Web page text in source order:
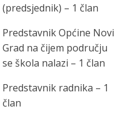
(predsjednik) – 1 član
Predstavnik Općine Novi
Grad na čijem području
se škola nalazi – 1 član
Predstavnik radnika – 1
član